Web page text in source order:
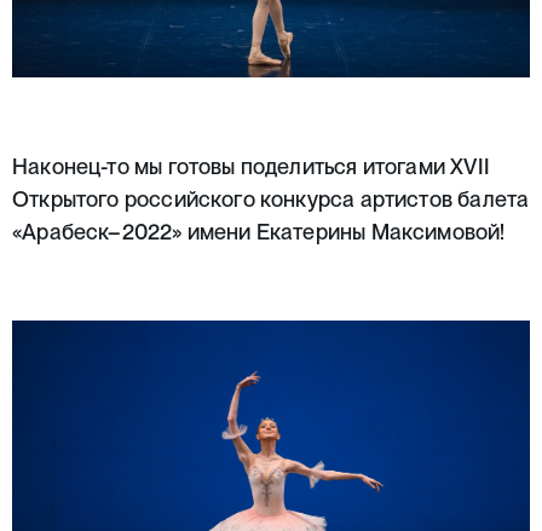
Наконец-то мы готовы поделиться итогами XVII
Открытого российского конкурса артистов балета
«Арабеск–2022» имени Екатерины Максимовой!